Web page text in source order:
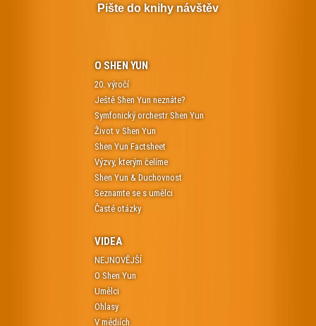
O SHEN YUN
20. výročí
Ještě Shen Yun neznáte?
Symfonický orchestr Shen Yun
Život v Shen Yun
Shen Yun Factsheet
Výzvy, kterým čelíme
Shen Yun & Duchovnost
Seznamte se s umělci
Časté otázky
VIDEA
NEJNOVĚJŠÍ
O Shen Yun
Umělci
Ohlasy
V médiích
Pište do knihy návštěv